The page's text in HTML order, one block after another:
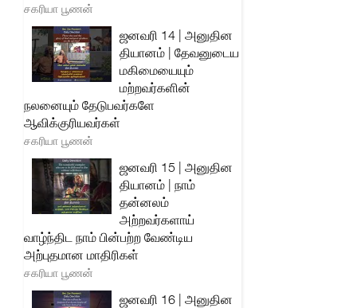
சகரியா பூணன்
ஜனவரி 14 | அனுதின
தியானம் | தேவனுடைய
மகிமையையும்
மற்றவர்களின்
நலனையும் தேடுபவர்களே
ஆவிக்குரியவர்கள்
சகரியா பூணன்
ஜனவரி 15 | அனுதின
தியானம் | நாம்
தன்னலம்
அற்றவர்களாய்
வாழ்ந்திட நாம் பின்பற்ற வேண்டிய
அற்புதமான மாதிரிகள்
சகரியா பூணன்
ஜனவரி 16 | அனுதின